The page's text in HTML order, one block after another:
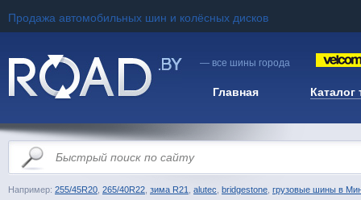
Продажа автомобильных шин и колёсных дисков
— все шины города
Главная Каталог
Например: 255/45R20 265/40R22 зима R21 alutec bridgestone грузовые шины в